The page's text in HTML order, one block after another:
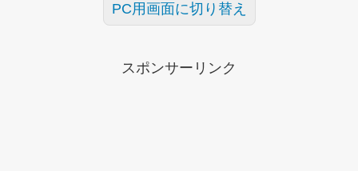
PC用画面に切り替え
スポンサーリンク